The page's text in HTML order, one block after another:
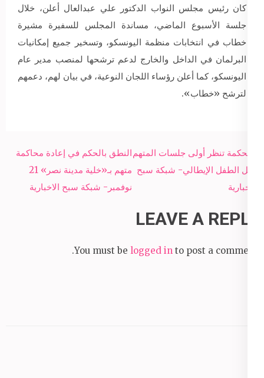
كان رئيس مجلس النواب الدكتور علي عبدالعال أعلن، خلال
جلسة الأسبوع الماضي، مساندة المجلس للسفيرة مشيرة
خطاب في انتخابات منظمة اليونسكو، وتسخير جميع إمكانيات
البرلمان في الداخل والخارج لدعم ترشحها لمنصب مدير عام
اليونسكو، كما أعلن رؤساء اللجان النوعية، في بيان لهم، دعمهم
لترشح «خطاب».
Post
navigation
النطق بالحكم في إعادة محاكمة
متهم بـ«خلية مدينة نصر» 21
نوفمبر- شبكة سبح الاخبارية
المحكمة تنظر أولى جلسات المتهم
بقتل الطفل الإيطالي- شبكة سبح
الاخبارية
LEAVE A REPLY
You must be logged in to post a comment.